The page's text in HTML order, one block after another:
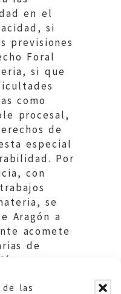
las
en el
si
previsiones
Foral
si que
como
procesal,
de
especial
Por
con
se
Aragón a
acomete
de